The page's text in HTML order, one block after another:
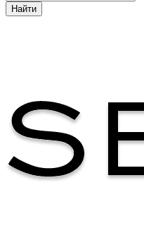
Найти